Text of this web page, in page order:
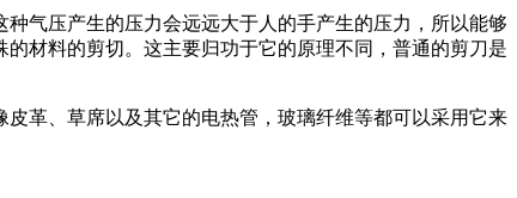
气压产生的压力会远远大于人的手产生的压力，所以能够
材料的剪切。这主要归功于它的原理不同，普通的剪刀是
革、草席以及其它的电热管，玻璃纤维等都可以采用它来